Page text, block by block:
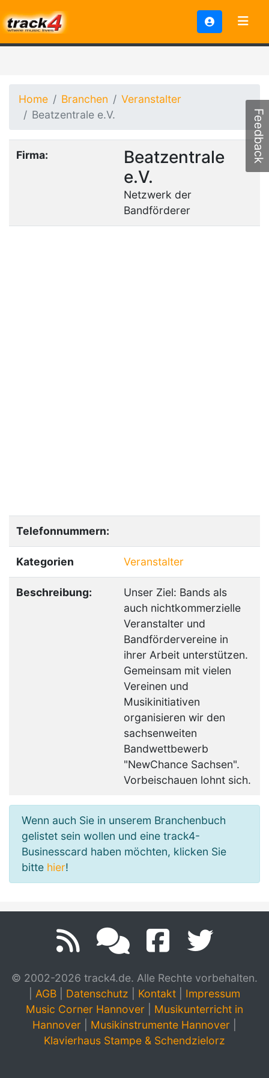
Home Branchen
Veranstalter
Beatzentrale e.V.
Firma:
Beatzentrale
e.V.
Netzwerk der
Bandförderer
Telefonnummern:
Kategorien Veranstalter
Beschreibung:
Unser Ziel: Bands als
auch nichtkommerzielle
Veranstalter und
Bandfördervereine in
ihrer Arbeit unterstützen.
Gemeinsam mit vielen
Vereinen und
Musikinitiativen
organisieren wir den
sachsenweiten
Bandwettbewerb
"NewChance Sachsen".
Vorbeischauen lohnt sich.
Wenn auch Sie in unserem Branchenbuch
gelistet sein wollen und eine track4-
Businesscard haben möchten, klicken Sie
bitte hier!
© 2002-2026 track4.de. Alle Rechte vorbehalten.
AGB Datenschutz Kontakt
Impressum
Music Corner Hannover
Musikunterricht in
Hannover
Musikinstrumente Hannover
Klavierhaus Stampe & Schendzielorz
Feedback